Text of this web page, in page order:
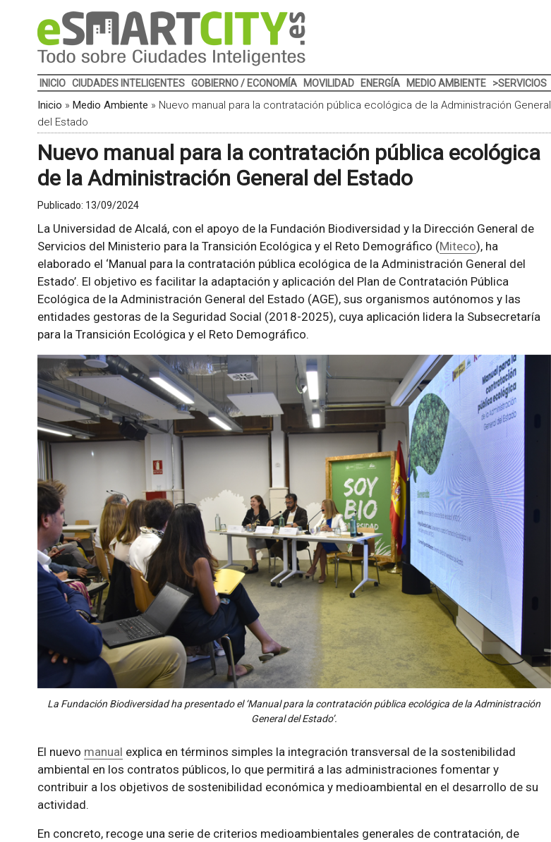
INICIO CIUDADES INTELIGENTES GOBIERNO / ECONOMÍA MOVILIDAD ENERGÍA MEDIO AMBIENTE >SERVICIOS
Inicio » Medio Ambiente » Nuevo manual para la contratación pública ecológica de la Administración General
del Estado
Nuevo manual para la contratación pública ecológica
de la Administración General del Estado
Publicado: 13/09/2024
La Universidad de Alcalá, con el apoyo de la Fundación Biodiversidad y la Dirección General de
Servicios del Ministerio para la Transición Ecológica y el Reto Demográfico (Miteco), ha
elaborado el ‘Manual para la contratación pública ecológica de la Administración General del
Estado’. El objetivo es facilitar la adaptación y aplicación del Plan de Contratación Pública
Ecológica de la Administración General del Estado (AGE), sus organismos autónomos y las
entidades gestoras de la Seguridad Social (2018-2025), cuya aplicación lidera la Subsecretaría
para la Transición Ecológica y el Reto Demográfico.
La Fundación Biodiversidad ha presentado el ‘Manual para la contratación pública ecológica de la Administración
General del Estado’.
El nuevo manual explica en términos simples la integración transversal de la sostenibilidad
ambiental en los contratos públicos, lo que permitirá a las administraciones fomentar y
contribuir a los objetivos de sostenibilidad económica y medioambiental en el desarrollo de su
actividad.
En concreto, recoge una serie de criterios medioambientales generales de contratación, de